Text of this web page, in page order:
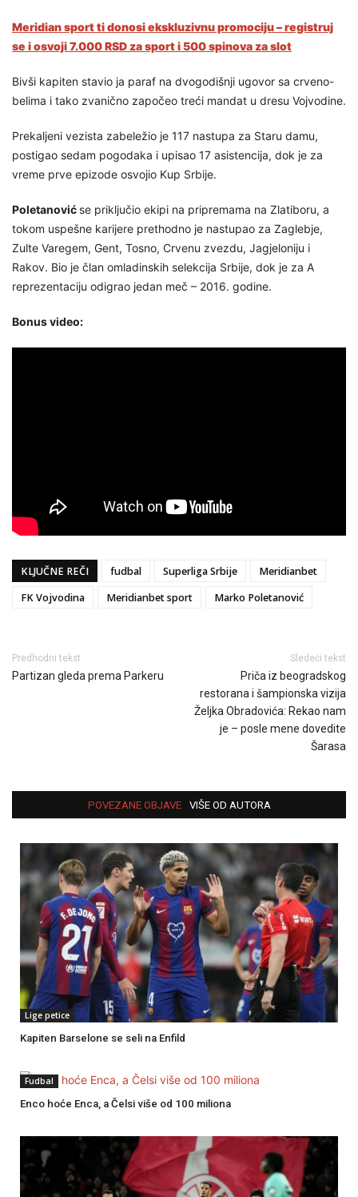
Meridian sport ti donosi ekskluzivnu promociju – registruj
se i osvoji 7.000 RSD za sport i 500 spinova za slot
Bivši kapiten stavio ja paraf na dvogodišnji ugovor sa crveno-
belima i tako zvanično započeo treći mandat u dresu Vojvodine.
Prekaljeni vezista zabeležio je 117 nastupa za Staru damu,
postigao sedam pogodaka i upisao 17 asistencija, dok je za
vreme prve epizode osvojio Kup Srbije.
Poletanović se priključio ekipi na pripremama na Zlatiboru, a
tokom uspešne karijere prethodno je nastupao za Zaglebje,
Zulte Varegem, Gent, Tosno, Crvenu zvezdu, Jagjeloniju i
Rakov. Bio je član omladinskih selekcija Srbije, dok je za A
reprezentaciju odigrao jedan meč – 2016. godine.
Bonus video:
KLJUČNE REČI fudbal Superliga Srbije
Meridianbet
FK Vojvodina
Meridianbet sport Marko Poletanović
Predhodni tekst
Partizan gleda prema Parkeru
Sledeći tekst
Priča iz beogradskog
restorana i šampionska vizija
Željka Obradovića: Rekao nam
je – posle mene dovedite
Šarasa
POVEZANE OBJAVE VIŠE OD AUTORA
Lige petice
Kapiten Barselone se seli na Enfild
Fudbal
Enco hoće Enca, a Čelsi više od 100 miliona